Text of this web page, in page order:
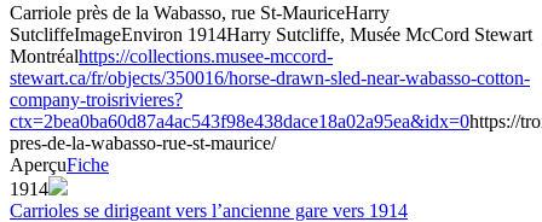
Carriole près de la Wabasso, rue St-MauriceHarry
SutcliffeImageEnviron 1914Harry Sutcliffe, Musée McCord Stewart
Montréalhttps://collections.musee-mccord-
stewart.ca/fr/objects/350016/horse-drawn-sled-near-wabasso-cotton-
company-troisrivieres?
ctx=2bea0ba60d87a4ac543f98e438dace18a02a95ea&idx=0https://
pres-de-la-wabasso-rue-st-maurice/
AperçuFiche
1914
Carrioles se dirigeant vers l’ancienne gare vers 1914